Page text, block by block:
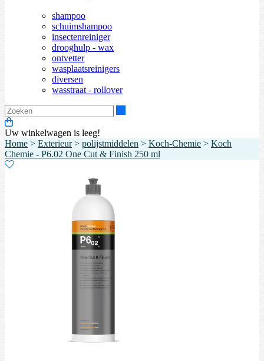
shampoo
schuimshampoo
insectenreiniger
drooghulp - wax
ontvetter
wasplaatsreinigers
diversen
wasstraat - rollover
Uw winkelwagen is leeg!
Home > Exterieur> polijstmiddelen > Koch-Chemie > Koch
Chemie - P6.02 One Cut & Finish 250 ml